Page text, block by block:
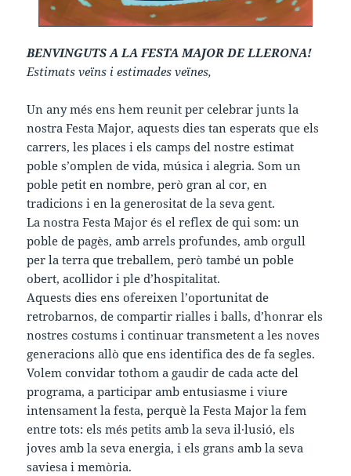
BENVINGUTS A LA FESTA MAJOR DE LLERONA!
Estimats veïns i estimades veïnes,
Un any més ens hem reunit per celebrar junts la
nostra Festa Major, aquests dies tan esperats que els
carrers, les places i els camps del nostre estimat
poble s’omplen de vida, música i alegria. Som un
poble petit en nombre, però gran al cor, en
tradicions i en la generositat de la seva gent.
La nostra Festa Major és el reflex de qui som: un
poble de pagès, amb arrels profundes, amb orgull
per la terra que treballem, però també un poble
obert, acollidor i ple d’hospitalitat.
Aquests dies ens ofereixen l’oportunitat de
retrobarnos, de compartir rialles i balls, d’honrar els
nostres costums i continuar transmetent a les noves
generacions allò que ens identifica des de fa segles.
Volem convidar tothom a gaudir de cada acte del
programa, a participar amb entusiasme i viure
intensament la festa, perquè la Festa Major la fem
entre tots: els més petits amb la seva il·lusió, els
joves amb la seva energia, i els grans amb la seva
saviesa i memòria.